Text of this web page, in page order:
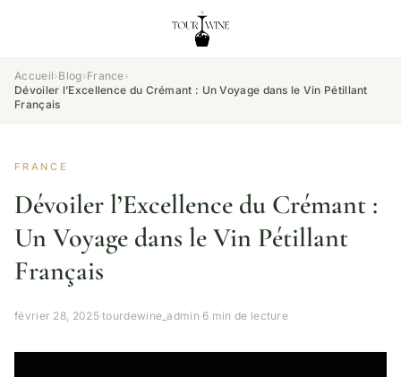
Accueil›Blog›France›
Dévoiler l’Excellence du Crémant : Un Voyage dans le Vin Pétillant
Français
FRANCE
Dévoiler l’Excellence du Crémant :
Un Voyage dans le Vin Pétillant
Français
février 28, 2025·tourdewine_admin·6 min de lecture